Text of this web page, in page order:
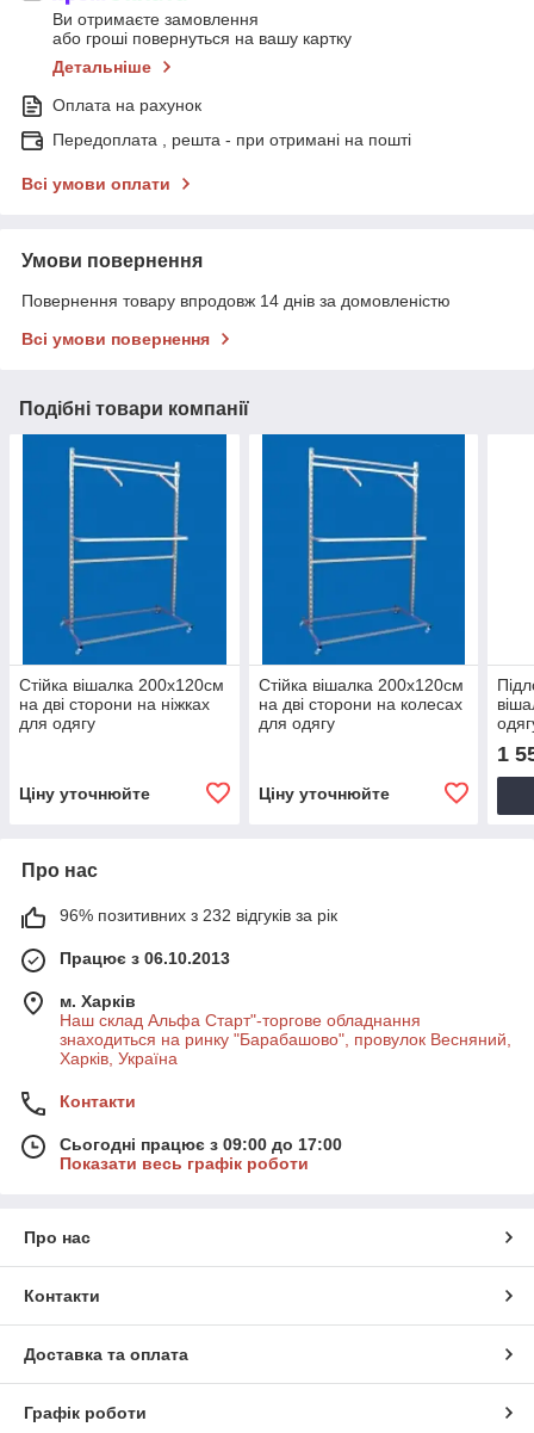
Ви отримаєте замовлення
або гроші повернуться на вашу картку
Детальніше
Оплата на рахунок
Передоплата , решта - при отримані на пошті
Всі умови оплати
Умови повернення
Повернення товару впродовж 14 днів за домовленістю
Всі умови повернення
Подібні товари компанії
Стійка вішалка 200х120см
на дві сторони на ніжках
для одягу
Ціну уточнюйте
Стійка вішалка 200х120см
на дві сторони на колесах
для одягу
Ціну уточнюйте
1
Про нас
96% позитивних з 232 відгуків за рік
Працює з 06.10.2013
м. Харків
Наш склад Альфа Старт"-торгове обладнання
знаходиться на ринку "Барабашово", провулок Весняний,
Харків, Україна
Контакти
Сьогодні працює з 09:00 до 17:00
Показати весь графік роботи
Про нас
Контакти
Доставка та оплата
Графік роботи